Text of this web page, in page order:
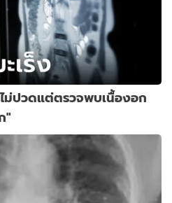
ม่ปวดแต่ตรวจพบเนื้องอก
"